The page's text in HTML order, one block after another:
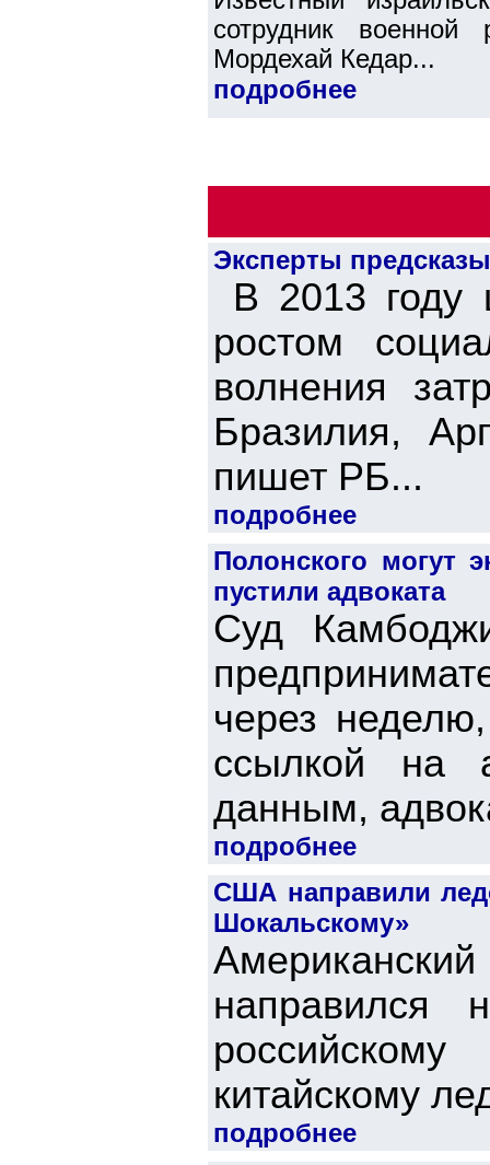
сотрудник
Мордехай Кедар...
подробнее
Эксперты
В 2013 году
ростом
волнения
Бразилия,
пишет РБ...
подробнее
Полонского могут
пустили адвоката
Суд
через
ссылкой на
данным,
подробнее
США направили
Шокальскому»
направился
китайскому
подробнее